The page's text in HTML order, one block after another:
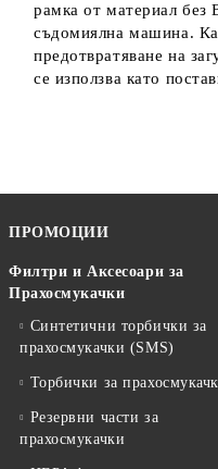
рамка от материал без
съдомиялна машина.
предотвратяване на
се използва като
ПРОМОЦИИ
Филтри и Аксесоари за
Прахосмукачки
Синтетични торбички за
прахосмукачки (SMS)
Торбички за
Резервни части за
прахосмукачки